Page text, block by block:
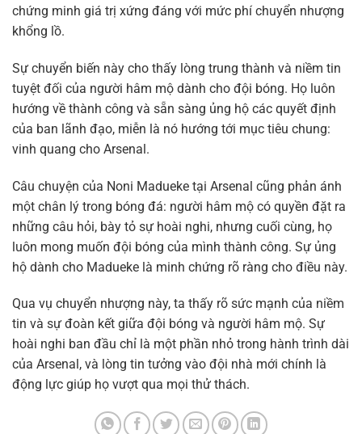
chứng minh giá trị xứng đáng với mức phí chuyển nhượng
khổng lồ.
Sự chuyển biến này cho thấy lòng trung thành và niềm tin
tuyệt đối của người hâm mộ dành cho đội bóng. Họ luôn
hướng về thành công và sẵn sàng ủng hộ các quyết định
của ban lãnh đạo, miễn là nó hướng tới mục tiêu chung:
vinh quang cho Arsenal.
Câu chuyện của Noni Madueke tại Arsenal cũng phản ánh
một chân lý trong bóng đá: người hâm mộ có quyền đặt ra
những câu hỏi, bày tỏ sự hoài nghi, nhưng cuối cùng, họ
luôn mong muốn đội bóng của mình thành công. Sự ủng
hộ dành cho Madueke là minh chứng rõ ràng cho điều này.
Qua vụ chuyển nhượng này, ta thấy rõ sức mạnh của niềm
tin và sự đoàn kết giữa đội bóng và người hâm mộ. Sự
hoài nghi ban đầu chỉ là một phần nhỏ trong hành trình dài
của Arsenal, và lòng tin tưởng vào đội nhà mới chính là
động lực giúp họ vượt qua mọi thử thách.